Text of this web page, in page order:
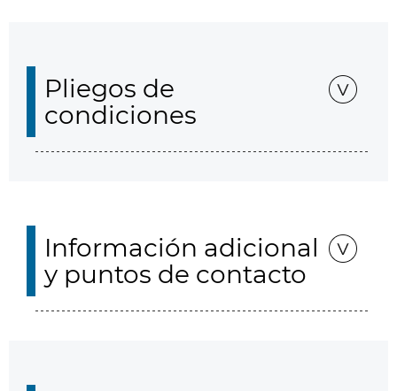
Pliegos de
condiciones
Información adicional
y puntos de contacto